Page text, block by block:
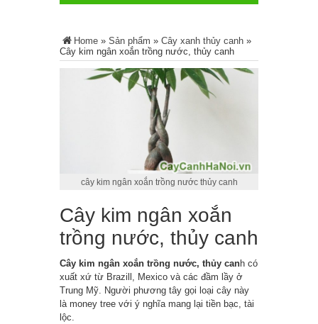
Home » Sản phẩm » Cây xanh thủy canh »
Cây kim ngân xoắn trồng nước, thủy canh
cây kim ngân xoắn trồng nước thủy canh
Cây kim ngân xoắn
trồng nước, thủy canh
Cây kim ngân xoắn trồng nước, thủy canh có
xuất xứ từ Brazill, Mexico và các đầm lầy ở
Trung Mỹ. Người phương tây gọi loại cây này
là money tree với ý nghĩa mang lại tiền bạc, tài
lộc.